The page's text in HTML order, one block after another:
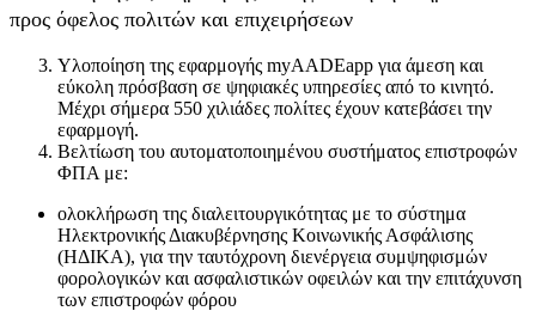
προς όφελος πολιτών και επιχειρήσεων
Υλοποίηση της εφαρμογής myAADEapp για άμεση και
εύκολη πρόσβαση σε ψηφιακές υπηρεσίες από το κινητό.
Μέχρι σήμερα 550 χιλιάδες πολίτες έχουν κατεβάσει την
εφαρμογή.
Βελτίωση του αυτοματοποιημένου συστήματος επιστροφών
ΦΠΑ με:
ολοκλήρωση της διαλειτουργικότητας με το σύστημα
Ηλεκτρονικής Διακυβέρνησης Κοινωνικής Ασφάλισης
(ΗΔΙΚΑ), για την ταυτόχρονη διενέργεια συμψηφισμών
φορολογικών και ασφαλιστικών οφειλών και την επιτάχυνση
των επιστροφών φόρου